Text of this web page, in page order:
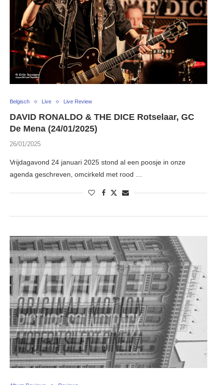
Belgisch Live Live Review
DAVID RONALDO & THE DICE Rotselaar, GC
De Mena (24/01/2025)
26/01/2025
Vrijdagavond 24 januari 2025 stond al een poosje in onze
agenda geschreven, omcirkeld met rood …